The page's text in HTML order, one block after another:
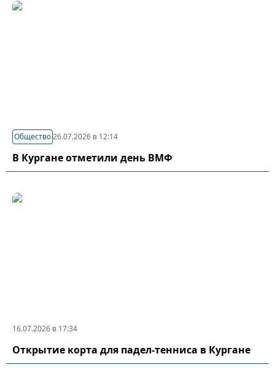
Общество26.07.2026 в 12:14
В Кургане отметили день ВМФ
16.07.2026 в 17:34
Открытие корта для падел-тенниса в Кургане